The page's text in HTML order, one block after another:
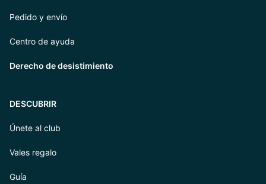
Pedido y envío
Centro de ayuda
Derecho de desistimiento
DESCUBRIR
Únete al club
Vales regalo
Guía